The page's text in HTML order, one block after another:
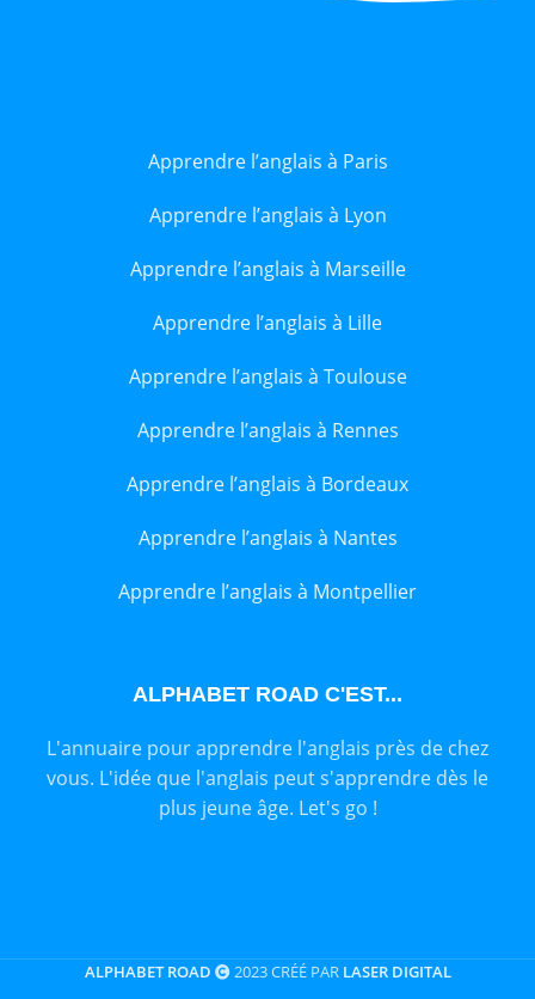
Apprendre l’anglais à Paris
Apprendre l’anglais à Lyon
Apprendre l’anglais à Marseille
Apprendre l’anglais à Lille
Apprendre l’anglais à Toulouse
Apprendre l’anglais à Rennes
Apprendre l’anglais à Bordeaux
Apprendre l’anglais à Nantes
Apprendre l’anglais à Montpellier
ALPHABET ROAD C'EST...
L'annuaire pour apprendre l'anglais près de chez
vous. L'idée que l'anglais peut s'apprendre dès le
plus jeune âge. Let's go !
ALPHABET ROAD 2023 CRÉÉ PAR LASER DIGITAL